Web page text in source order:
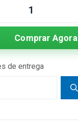
Comprar Agora
de entrega